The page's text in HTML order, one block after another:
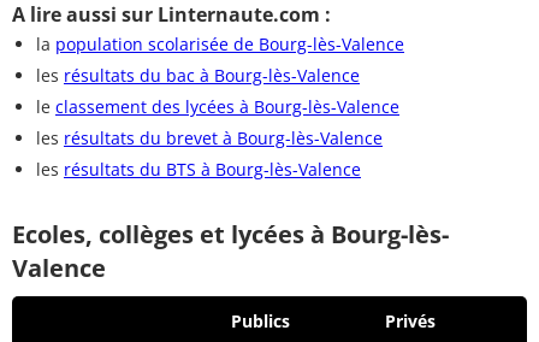
A lire aussi sur Linternaute.com :
la population scolarisée de Bourg-lès-Valence
les résultats du bac à Bourg-lès-Valence
le classement des lycées à Bourg-lès-Valence
les résultats du brevet à Bourg-lès-Valence
les résultats du BTS à Bourg-lès-Valence
Ecoles, collèges et lycées à Bourg-lès-
Valence
Publics Privés